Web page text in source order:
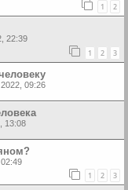
1 2
22:39
1 2 3
09:26
13:08
1 2 3